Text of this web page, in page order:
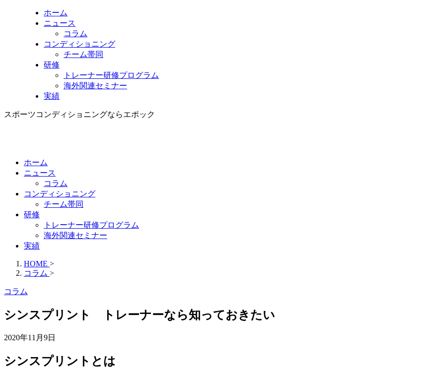
ホーム
ニュース
コラム
コンディショニング
チーム帯同
研修
トレーナー研修プログラム
海外関連セミナー
実績
スポーツコンディショニングならエポック
ホーム
ニュース
コラム
コンディショニング
チーム帯同
研修
トレーナー研修プログラム
海外関連セミナー
実績
HOME >
コラム >
コラム
シンスプリント トレーナーなら知っておきたい
2020年11月9日
シンスプリントとは